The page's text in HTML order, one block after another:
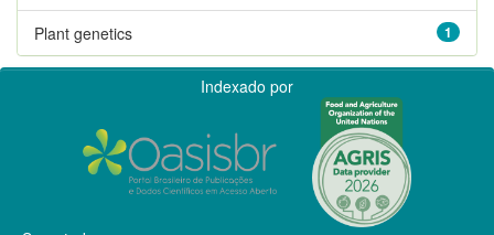
1
Plant genetics
Indexado por